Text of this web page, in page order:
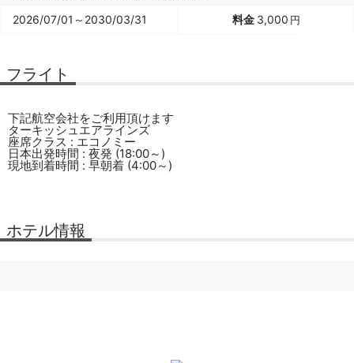
2026/07/01～2030/03/31 3,000 円
フライト
下記航空会社をご利用頂けます
ターキッシュエアラインズ
座席クラス : エコノミー
日本出発時間 : 夜発 (18:00～)
現地到着時間 : 早朝着 (4:00～)
ホテル情報